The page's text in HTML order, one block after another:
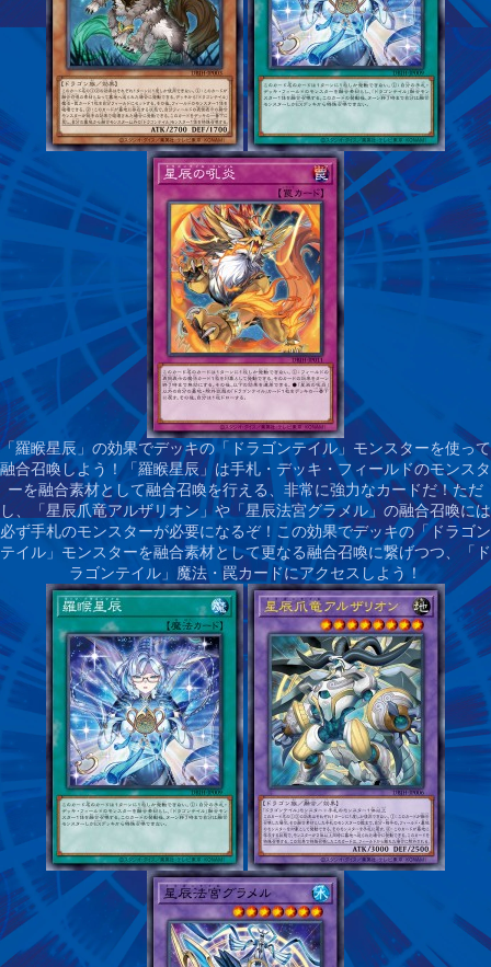
「羅睺星辰」の効果でデッキの「ドラゴンテイル」モンスターを使って
融合召喚しよう！「羅睺星辰」は手札・デッキ・フィールドのモンスタ
ーを融合素材として融合召喚を行える、非常に強力なカードだ！ただ
し、「星辰爪竜アルザリオン」や「星辰法宮グラメル」の融合召喚には
必ず手札のモンスターが必要になるぞ！この効果でデッキの「ドラゴン
テイル」モンスターを融合素材として更なる融合召喚に繋げつつ、「ド
ラゴンテイル」魔法・罠カードにアクセスしよう！